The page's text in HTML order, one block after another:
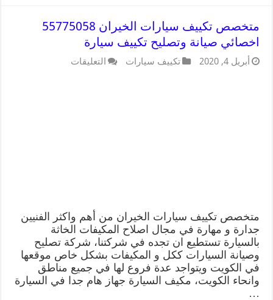
متخصص تكييف سيارات الخيران 55775058
اخصائي صيانة وتصليح تكييف سيارة
أبريل 4, 2020 تكييف سيارات التعليقات
متخصص تكييف سيارات الخيران من أهم واكثر الفنيين
جدارة و مهارة في مجال اصلاح المكيفات الخاثة
بالسيارة تستطيع ان تجده في شركتنا، شركة تصليح
وصيانة السيارات ككل و المكيفات بشكل خاص موقعها
في الكويت ويتواجد عدة فروع لها في جميع مناطق
وانحاء الكويت، مكيف السيارة جهاز هام جدا في السيارة
…